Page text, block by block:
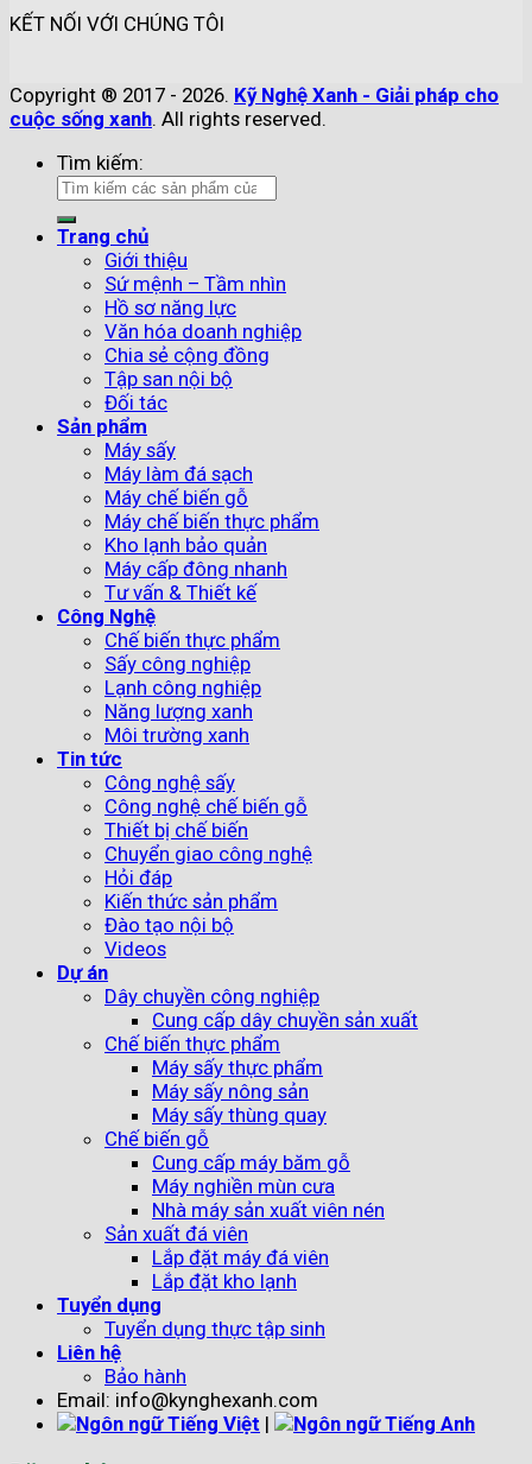
KẾT NỐI VỚI CHÚNG TÔI
Copyright ® 2017 - 2026. Kỹ Nghệ Xanh - Giải pháp cho
cuộc sống xanh. All rights reserved.
Tìm kiếm:
Trang chủ
Giới thiệu
Sứ mệnh – Tầm nhìn
Hồ sơ năng lực
Văn hóa doanh nghiệp
Chia sẻ cộng đồng
Tập san nội bộ
Đối tác
Sản phẩm
Máy sấy
Máy làm đá sạch
Máy chế biến gỗ
Máy chế biến thực phẩm
Kho lạnh bảo quản
Máy cấp đông nhanh
Tư vấn & Thiết kế
Công Nghệ
Chế biến thực phẩm
Sấy công nghiệp
Lạnh công nghiệp
Năng lượng xanh
Môi trường xanh
Tin tức
Công nghệ sấy
Công nghệ chế biến gỗ
Thiết bị chế biến
Chuyển giao công nghệ
Hỏi đáp
Kiến thức sản phẩm
Đào tạo nội bộ
Videos
Dự án
Dây chuyền công nghiệp
Cung cấp dây chuyền sản xuất
Chế biến thực phẩm
Máy sấy thực phẩm
Máy sấy nông sản
Máy sấy thùng quay
Chế biến gỗ
Cung cấp máy băm gỗ
Máy nghiền mùn cưa
Nhà máy sản xuất viên nén
Sản xuất đá viên
Lắp đặt máy đá viên
Lắp đặt kho lạnh
Tuyển dụng
Tuyển dụng thực tập sinh
Liên hệ
Bảo hành
Email: info@kynghexanh.com
|